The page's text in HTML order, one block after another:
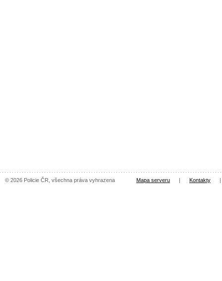
© 2026 Policie ČR, všechna práva vyhrazena Mapa serveru | Kontakty |